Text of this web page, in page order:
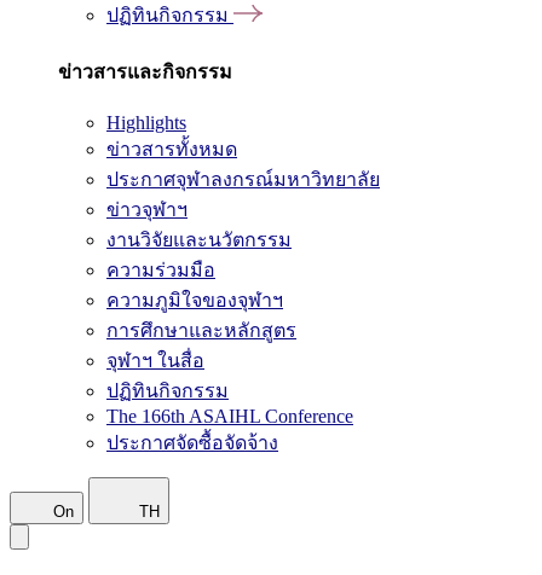
ปฏิทินกิจกรรม
ข่าวสารและกิจกรรม
Highlights
ข่าวสารทั้งหมด
ประกาศจุฬาลงกรณ์มหาวิทยาลัย
ข่าวจุฬาฯ
งานวิจัยและนวัตกรรม
ความร่วมมือ
ความภูมิใจของจุฬาฯ
การศึกษาและหลักสูตร
จุฬาฯ ในสื่อ
ปฏิทินกิจกรรม
The 166th ASAIHL Conference
ประกาศจัดซื้อจัดจ้าง
On TH